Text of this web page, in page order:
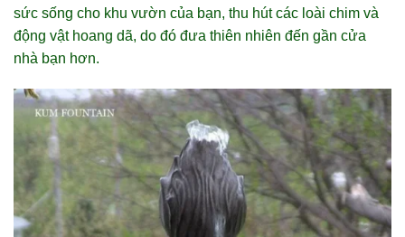
sức sống cho khu vườn của bạn, thu hút các loài chim và
động vật hoang dã, do đó đưa thiên nhiên đến gần cửa
nhà bạn hơn.